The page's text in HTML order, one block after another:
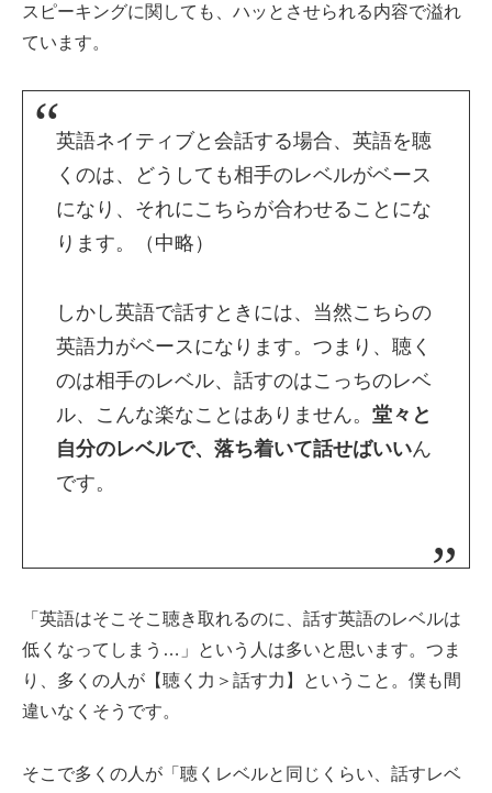
スピーキングに関しても、ハッとさせられる内容で溢れ
ています。
英語ネイティブと会話する場合、英語を聴
くのは、どうしても相手のレベルがベース
になり、それにこちらが合わせることにな
ります。（中略）
しかし英語で話すときには、当然こちらの
英語力がベースになります。つまり、聴く
のは相手のレベル、話すのはこっちのレベ
ル、こんな楽なことはありません。 堂々と
自分のレベルで、落ち着いて話せばいいん
です。
「英語はそこそこ聴き取れるのに、話す英語のレベルは
低くなってしまう…」という人は多いと思います。つま
り、多くの人が【聴く力＞話す力】ということ。僕も間
違いなくそうです。
そこで多くの人が「聴くレベルと同じくらい、話すレベ